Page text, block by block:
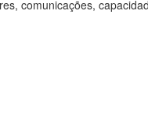
comunicações,